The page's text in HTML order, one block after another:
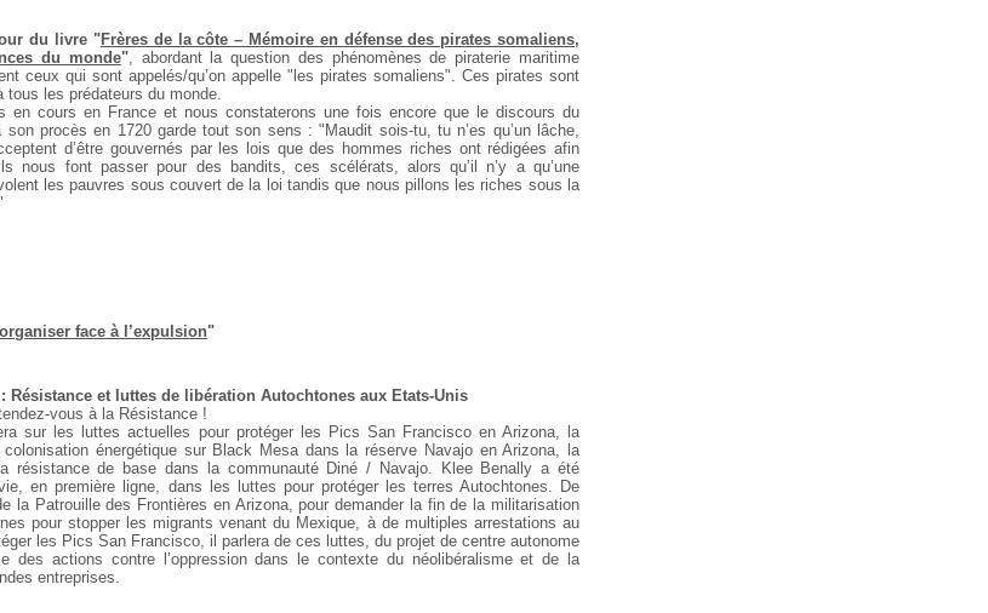
du livre "Frères de la côte – Mémoire en défense des pirates somaliens,
du monde", abordant la question des phénomènes de piraterie maritime
ceux qui sont appelés/qu’on appelle "les pirates somaliens". Ces pirates sont
les prédateurs du monde.
en cours en France et nous constaterons une fois encore que le discours du
procès en 1720 garde tout son sens : "Maudit sois-tu, tu n’es qu’un lâche,
d’être gouvernés par les lois que des hommes riches ont rédigées afin
nous font passer pour des bandits, ces scélérats, alors qu’il n’y a qu’une
les pauvres sous couvert de la loi tandis que nous pillons les riches sous la
face à l’expulsion"
Résistance et luttes de libération Autochtones aux Etats-Unis
vous à la Résistance !
sur les luttes actuelles pour protégerles Pics San Francisco en Arizona, la
énergétique sur Black Mesa dans la réserve Navajo en Arizona, la
résistance de base dans lacommunauté Diné / Navajo. Klee Benally a été
en première ligne, dans les luttes pour protéger les terres Autochtones. De
la Patrouille des Frontières en Arizona, pour demander la fin de la militarisation
pour stopper les migrants venant du Mexique, àde multiples arrestations au
les Pics San Francisco, il parlera de ces luttes, du projet de centre autonome
des actions contre l’oppression dans le contexte du néolibéralisme et de la
entreprises.